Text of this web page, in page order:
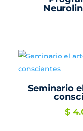
Seminario
$